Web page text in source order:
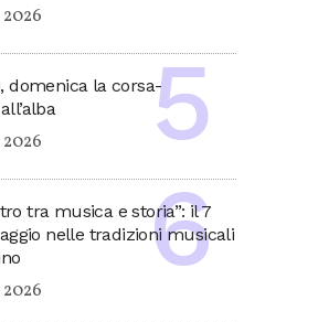
domenica la corsa-
tra musica e storia”: il 7
nelle tradizioni musicali